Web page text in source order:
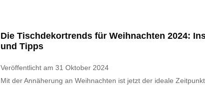
Die Tischdekortrends für Weihnachten 2024:
und Tipps
Veröffentlicht am 31 Oktober 2024
Mit der Annäherung an Weihnachten ist jetzt der ideale